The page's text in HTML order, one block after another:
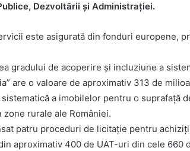
Dezvoltării şi Administraţiei.
este asigurată din fonduri europene,
gradului de acoperire și incluziune a
are o valoare de aproximativ 313 de
a imobilelor pentru o suprafață
rurale ale României.
patru proceduri de licitație pentru
aproximativ 400 de UAT-uri din cele 660